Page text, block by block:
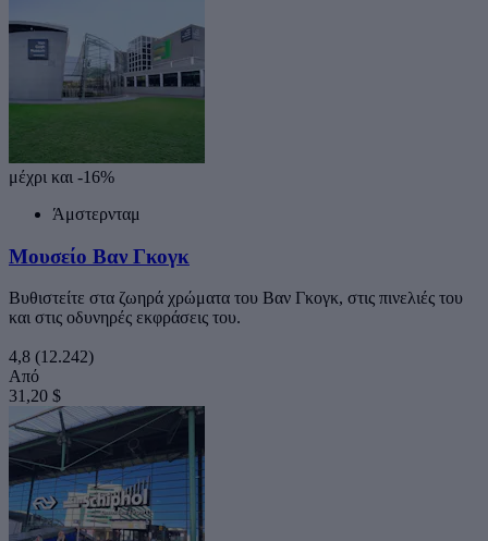
μέχρι και -16%
Άμστερνταμ
Μουσείο Βαν Γκογκ
Βυθιστείτε στα ζωηρά χρώματα του Βαν Γκογκ, στις πινελιές του
και στις οδυνηρές εκφράσεις του.
4,8 (12.242)
Από
31,20 $